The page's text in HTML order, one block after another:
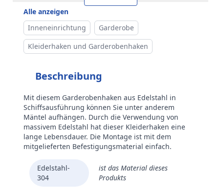
Alle anzeigen
Inneneinrichtung
Garderobe
Kleiderhaken und Garderobenhaken
Beschreibung
Mit diesem Garderobenhaken aus Edelstahl in
Schiffsausführung können Sie unter anderem
Mäntel aufhängen. Durch die Verwendung von
massivem Edelstahl hat dieser Kleiderhaken eine
lange Lebensdauer. Die Montage ist mit dem
mitgelieferten Befestigungsmaterial einfach.
Edelstahl-
304
ist das Material dieses
Produkts